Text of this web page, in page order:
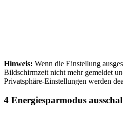
Hinweis: Wenn die Einstellung
Bildschirmzeit nicht mehr gemeldet
Privatsphäre-Einstellungen werden
4 Energiesparmodus